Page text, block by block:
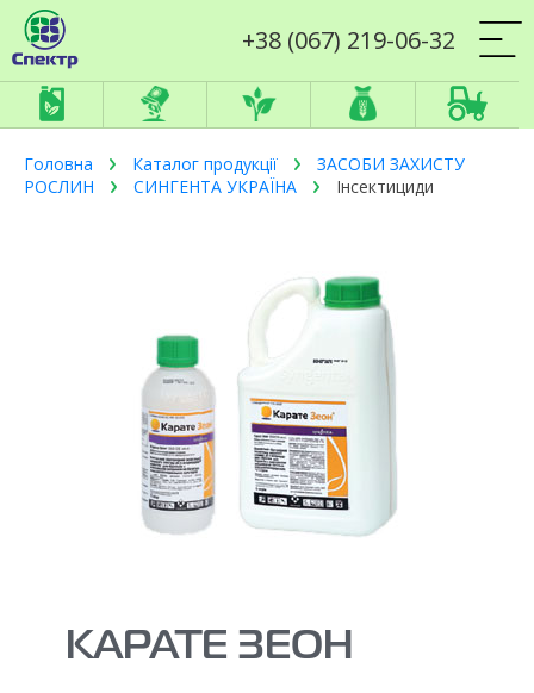
+38 (067) 219-06-32
Головна Каталог продукції
ЗАСОБИ ЗАХИСТУ
РОСЛИН
СИНГЕНТА УКРАЇНА Інсектициди
КАРАТЕ ЗЕОН